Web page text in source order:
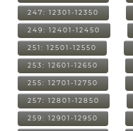
247: 12301-12350
249: 12401-12450
251: 12501-12550
253: 12601-12650
255: 12701-12750
257: 12801-12850
259: 12901-12950